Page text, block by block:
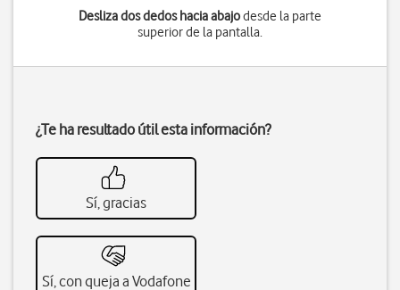
Desliza dos dedos hacia abajodesde la parte
superior de la pantalla.
¿Te ha resultado útil esta información?
Sí, gracias
Sí, con queja a Vodafone